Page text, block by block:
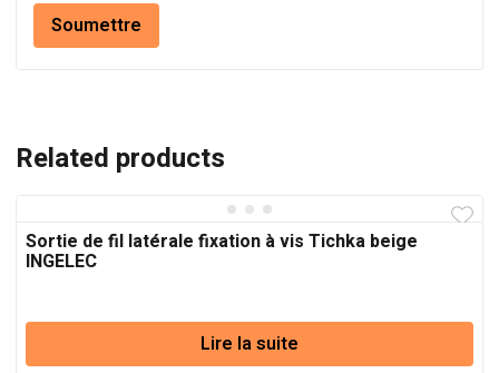
Related products
Sortie de fil latérale fixation à vis Tichka beige
INGELEC
Lire la suite